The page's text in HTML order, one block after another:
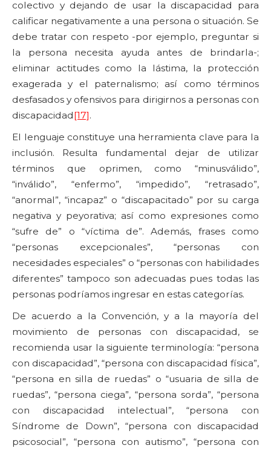
colectivo y dejando de usar la discapacidad para
calificar negativamente a una persona o situación. Se
debe tratar con respeto -por ejemplo, preguntar si
la persona necesita ayuda antes de brindarla-;
eliminar actitudes como la lástima, la protección
exagerada y el paternalismo; así como términos
desfasados y ofensivos para dirigirnos a personas con
discapacidad[17].
El lenguaje constituye una herramienta clave para la
inclusión. Resulta fundamental dejar de utilizar
términos que oprimen, como “minusválido”,
“inválido”, “enfermo”, “impedido”, “retrasado”,
“anormal”, “incapaz” o “discapacitado” por su carga
negativa y peyorativa; así como expresiones como
“sufre de” o “víctima de”. Además, frases como
“personas excepcionales”, “personas con
necesidades especiales” o “personas con habilidades
diferentes” tampoco son adecuadas pues todas las
personas podríamos ingresar en estas categorías.
De acuerdo a la Convención, y a la mayoría del
movimiento de personas con discapacidad, se
recomienda usar la siguiente terminología: “persona
con discapacidad”, “persona con discapacidad física”,
“persona en silla de ruedas” o “usuaria de silla de
ruedas”, “persona ciega”, “persona sorda”, “persona
con discapacidad intelectual”, “persona con
Síndrome de Down”, “persona con discapacidad
psicosocial”, “persona con autismo”, “persona con